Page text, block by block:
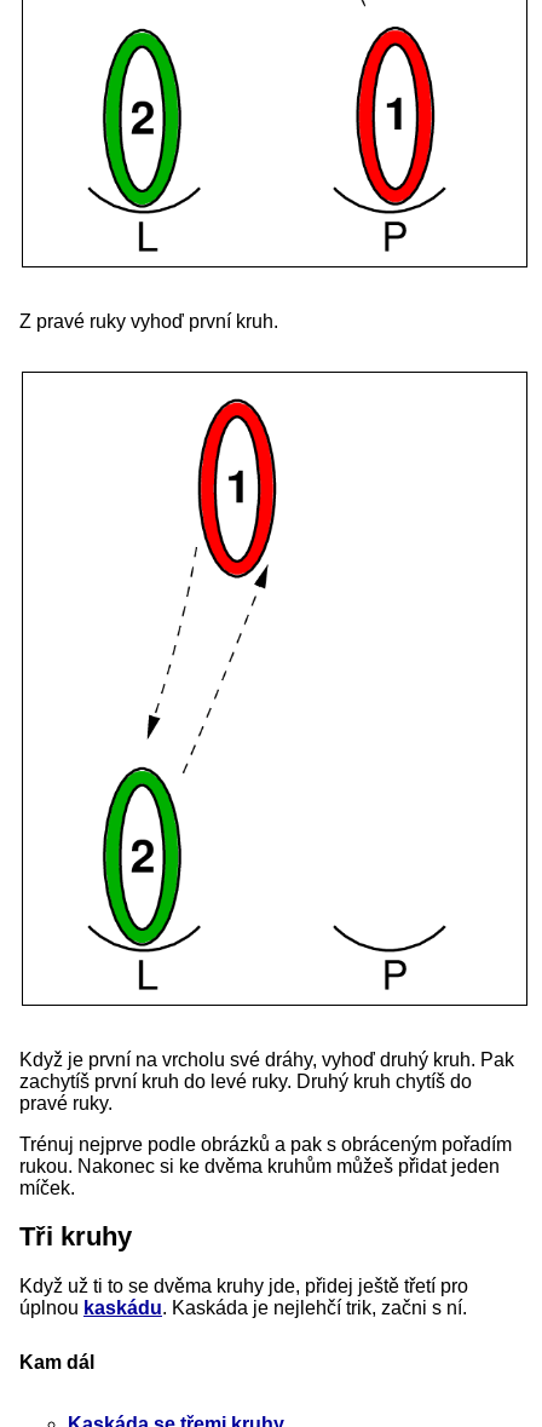
Z pravé ruky vyhoď první kruh.
Když je první na vrcholu své dráhy, vyhoď druhý kruh. Pak
zachytíš první kruh do levé ruky. Druhý kruh chytíš do
pravé ruky.
Trénuj nejprve podle obrázků a pak s obráceným pořadím
rukou. Nakonec si ke dvěma kruhům můžeš přidat jeden
míček.
Tři kruhy
Když už ti to se dvěma kruhy jde, přidej ještě třetí pro
úplnou kaskádu. Kaskáda je nejlehčí trik, začni s ní.
Kam dál